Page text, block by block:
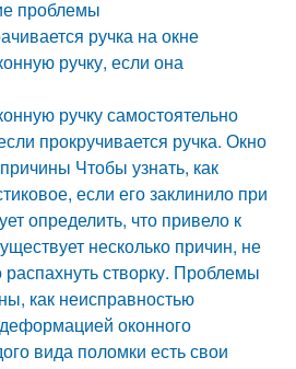
проблемы
ручка на окне
ручку, если она
ручку самостоятельно
прокручивается ручка. Окно
Чтобы узнать, как
если его заклинило при
определить, что привело к
несколько причин, не
створку. Проблемы
как неисправностью
оконного
вида поломки есть свои